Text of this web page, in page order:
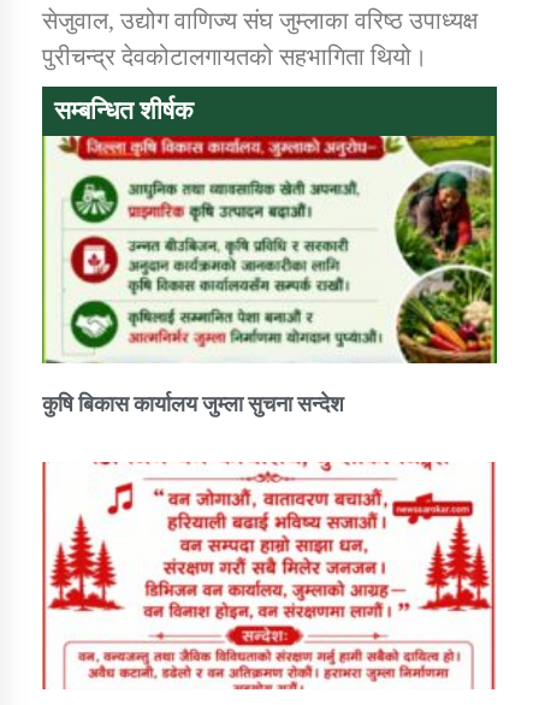
सेजुवाल, उद्योग वाणिज्य संघ जुम्लाका वरिष्ठ उपाध्यक्ष
पुरीचन्द्र देवकोटालगायतको सहभागिता थियो।
सम्बन्धित शीर्षक
कुषि बिकास कार्यालय जुम्ला सुचना सन्देश